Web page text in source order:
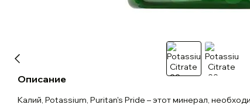
Описание
Калий, Potassium, Puritan's Pride – этот минерал,